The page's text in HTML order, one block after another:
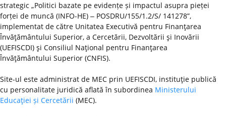
strategic „Politici bazate pe evidențe și impactul asupra pieței
forței de muncă (INFO-HE) ‒ POSDRU/155/1.2/S/ 141278”,
implementat de către Unitatea Executivă pentru Finanţarea
Învăţământului Superior, a Cercetării, Dezvoltării şi Inovării
(UEFISCDI) şi Consiliul Naţional pentru Finanţarea
Învăţământului Superior (CNFIS).
Site-ul este administrat de MEC prin UEFISCDI, instituţie publică
cu personalitate juridică aflată în subordinea Ministerului
Educaţiei și Cercetării (MEC).